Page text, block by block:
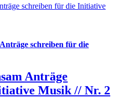
schreiben für die Initiative
schreiben für die
Anträge
Musik // Nr. 2